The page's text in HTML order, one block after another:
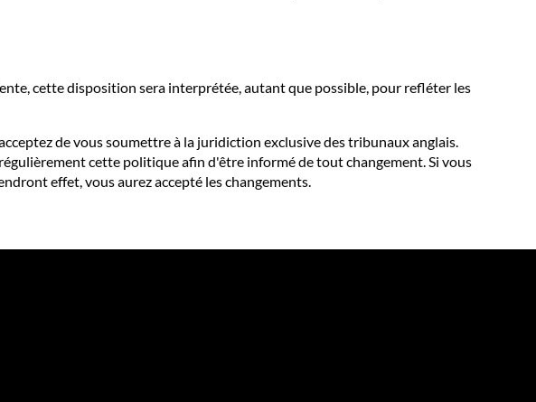
cette disposition sera interprétée, autant que possible, pour refléter les
de vous soumettre à la juridiction exclusive des tribunaux anglais.
cette politique afin d'être informé de tout changement. Si vous
effet, vous aurez accepté les changements.